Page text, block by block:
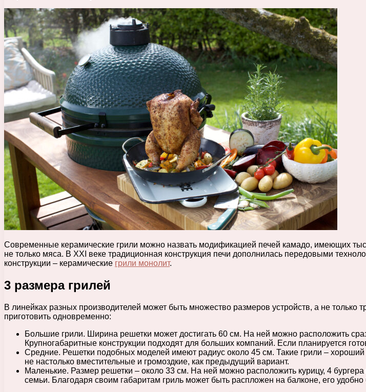
Современные керамические грили можно назвать модификацией печей камадо, имеющих
не только мяса. В XXI веке традиционная конструкция печи дополнилась передовыми
конструкции – керамические грили монолит.
3 размера грилей
В линейках разных производителей может быть множество размеров устройств, а не
приготовить одновременно:
Большие грили. Ширина решетки может достигать 60 см. На ней можно расположить
Крупногабаритные конструкции подходят для больших компаний. Если планируется
Средние. Решетки подобных моделей имеют радиус около 45 см. Такие грили –
не настолько вместительные и громоздкие, как предыдущий вариант.
Маленькие. Размер решетки – около 33 см. На ней можно расположить курицу, 4
семьи. Благодаря своим габаритам гриль может быть распложен на балконе, его удобно